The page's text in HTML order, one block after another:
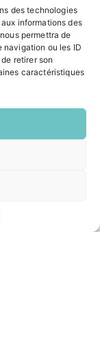
des technologies
informations des
permettra de
navigation ou les ID
retirer son
caractéristiques